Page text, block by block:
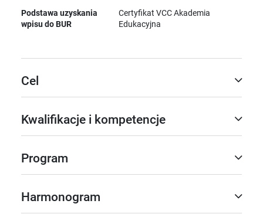
Podstawa uzyskania
wpisu do BUR
Certyfikat VCC Akademia
Edukacyjna
Cel
Kwalifikacje i kompetencje
Program
Harmonogram